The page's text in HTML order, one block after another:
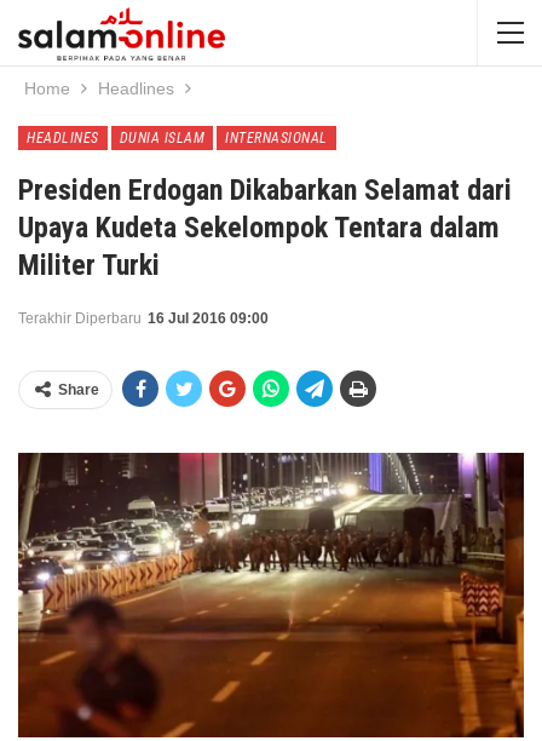
Home Headlines
HEADLINES DUNIA ISLAM INTERNASIONAL
Presiden Erdogan Dikabarkan Selamat dari
Upaya Kudeta Sekelompok Tentara dalam
Militer Turki
Terakhir Diperbaru 16 Jul 2016 09:00
Share